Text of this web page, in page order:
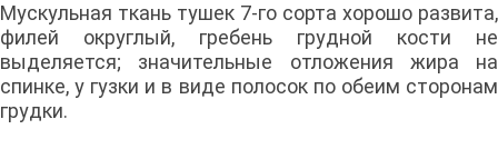
Мускульная ткань тушек 7-го сорта хорошо развита,
филей округлый, гребень грудной кости не
выделяется; значительные отложения жира на
спинке, у гузки и в виде полосок по обеим сторонам
грудки.